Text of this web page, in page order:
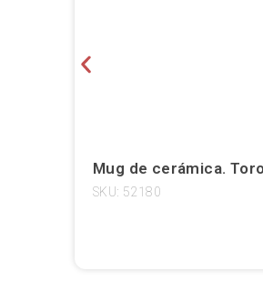
Mug de cerámica.
SKU: 52180